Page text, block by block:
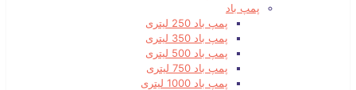
پمپ باد
پمپ باد 250 لیتری
پمپ باد 350 لیتری
پمپ باد 500 لیتری
پمپ باد 750 لیتری
پمپ باد 1000 لیتری